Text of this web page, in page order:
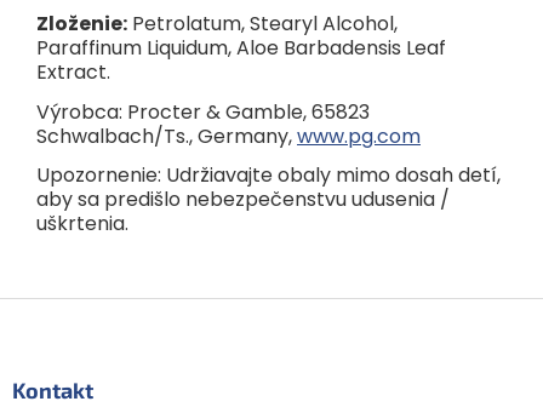
Zloženie: Petrolatum, Stearyl Alcohol,
Paraffinum Liquidum, Aloe Barbadensis Leaf
Extract.
Výrobca: Procter & Gamble, 65823
Schwalbach/Ts., Germany,www.pg.com
Upozornenie: Udržiavajte obaly mimo dosah detí,
aby sa predišlo nebezpečenstvu udusenia /
uškrtenia.
Kontakt